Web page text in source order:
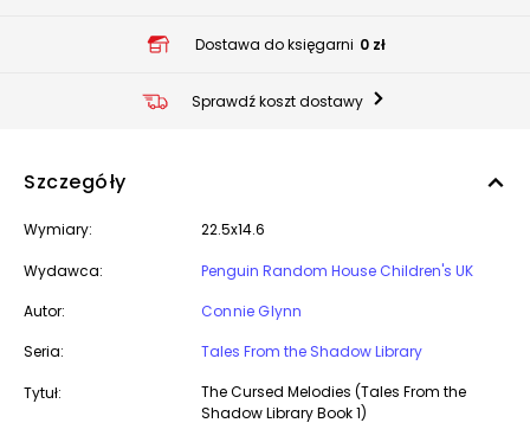
Dostawa do księgarni 0 zł
Sprawdź koszt dostawy
Szczegóły
Wymiary: 22.5x14.6
Wydawca:
Penguin Random House Children's UK
Autor:
Connie Glynn
Seria:
Tales From the Shadow Library
Tytuł:
The Cursed Melodies (Tales From the
Shadow Library Book 1)